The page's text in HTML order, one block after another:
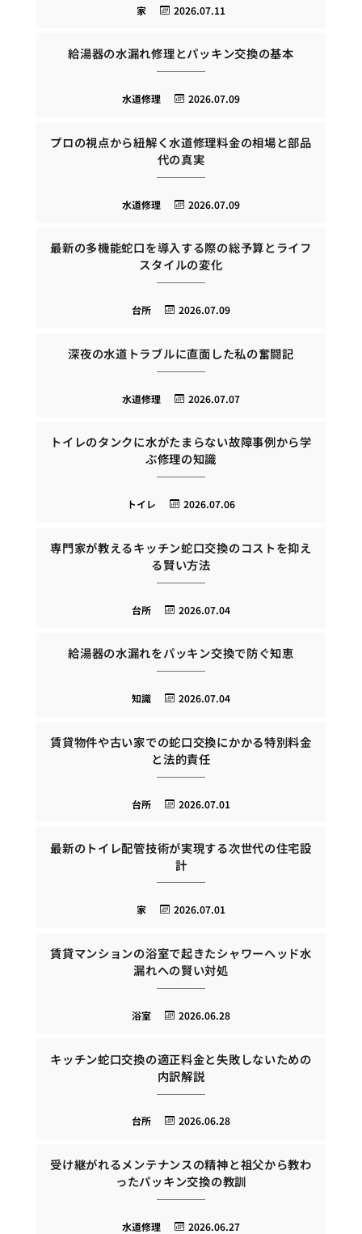
2026.07.11
家
給湯器の水漏れ修理とパッキン交換の基本
2026.07.09
水道修理
プロの視点から紐解く水道修理料金の相場と部品
代の真実
2026.07.09
水道修理
最新の多機能蛇口を導入する際の総予算とライフ
スタイルの変化
2026.07.09
台所
深夜の水道トラブルに直面した私の奮闘記
2026.07.07
水道修理
トイレのタンクに水がたまらない故障事例から学
ぶ修理の知識
2026.07.06
トイレ
専門家が教えるキッチン蛇口交換のコストを抑え
る賢い方法
2026.07.04
台所
給湯器の水漏れをパッキン交換で防ぐ知恵
2026.07.04
知識
賃貸物件や古い家での蛇口交換にかかる特別料金
と法的責任
2026.07.01
台所
最新のトイレ配管技術が実現する次世代の住宅設
計
2026.07.01
家
賃貸マンションの浴室で起きたシャワーヘッド水
漏れへの賢い対処
2026.06.28
浴室
キッチン蛇口交換の適正料金と失敗しないための
内訳解説
2026.06.28
台所
受け継がれるメンテナンスの精神と祖父から教わ
ったパッキン交換の教訓
2026.06.27
水道修理